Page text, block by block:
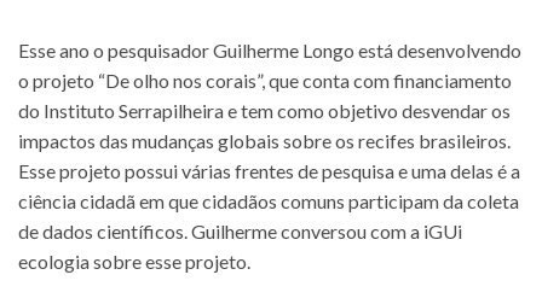
Esse ano o pesquisador Guilherme Longo está desenvolvendo
o projeto “De olho nos corais”, que conta com financiamento
do Instituto Serrapilheira e tem como objetivo desvendar os
impactos das mudanças globais sobre os recifes brasileiros.
Esse projeto possui várias frentes de pesquisa e uma delas é a
ciência cidadã em que cidadãos comuns participam da coleta
de dados científicos. Guilherme conversou com a iGUi
ecologia sobre esse projeto.